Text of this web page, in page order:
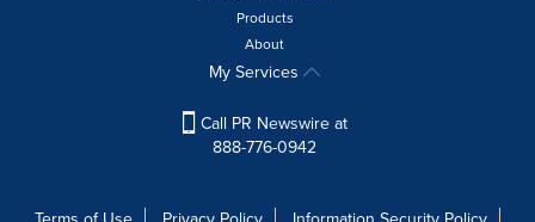
Products
About
My Services
Call PR Newswire at
888-776-0942